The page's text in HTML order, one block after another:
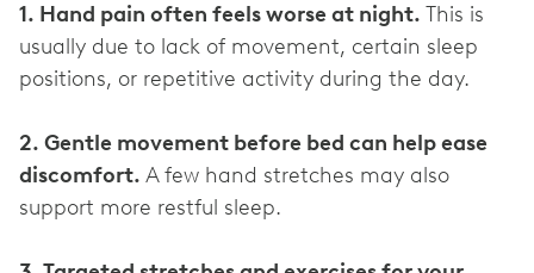
1. Hand pain often feels worse at night. This is
usually due to lack of movement, certain sleep
positions, or repetitive activity during the day.
2. Gentle movement before bed can help ease
discomfort. A few hand stretches may also
support more restful sleep.